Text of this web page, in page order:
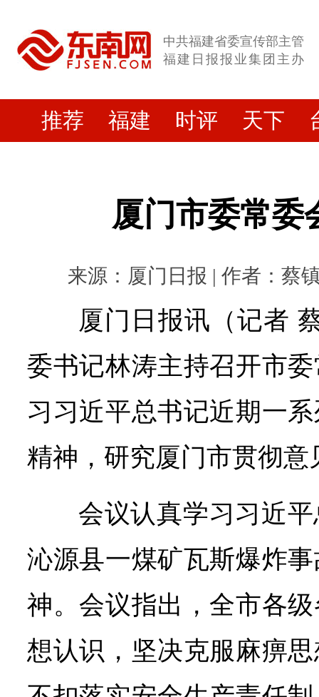
中共福建省委宣传部主管
福建日报报业集团主办
推荐 福建 时评 天下
厦门市委常委
来源：厦门日报 | 作者：蔡
厦门日报讯（记者
委书记林涛主持召开市
习习近平总书记近期一
精神，研究厦门市贯彻意
会议认真学习习近
沁源县一煤矿瓦斯爆炸
神。会议指出，全市各
想认识，坚决克服麻痹